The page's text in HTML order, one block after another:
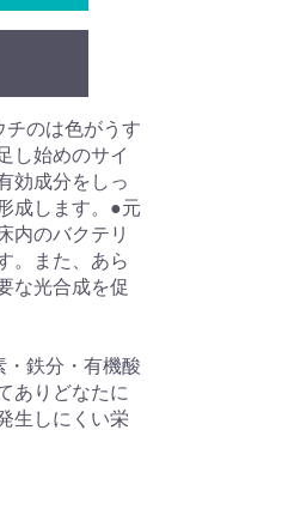
のは色がうす
し始めのサイ
効成分をしっ
成します。●元
内のバクテリ
。また、あら
な光合成を促
鉄分・有機酸
ありどなたに
生しにくい栄